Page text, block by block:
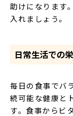
助けになります
入れましょう。
日常生活での
毎日の食事でバ
続可能な健康と
す。食事からビ